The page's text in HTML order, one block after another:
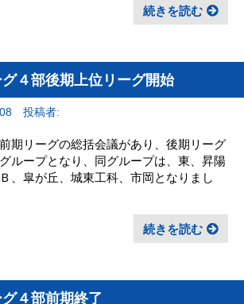
続きを読む
４部後期上位リーグ開始
投稿者:
期リーグの総括会議があり、後期リーグ
ループとなり、同グループは、東、昇陽
、皐が丘、城東工科、市岡となりまし
続きを読む
４部前期終了